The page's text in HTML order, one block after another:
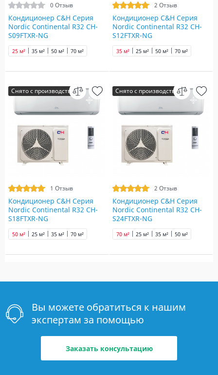
0 Отзыв
Кондиционер C&H Серия
Nordic Continental R32 CH-
S09FTXR-NG
25 м² 35 м² 50 м² 70 м²
2 Отзыв
Кондиционер C&H Серия
Nordic Continental R32 CH-
S12FTXR-NG
25 м²
35 м² 50 м² 70 м²
Снято с производства
1 Отзыв
Кондиционер C&H Серия
Nordic Continental R32 CH-
S18FTXR-NG
25 м² 35 м²
50 м² 70 м²
Снято с производства
2 Отзыв
Кондиционер C&H Серия
Nordic Continental R32 CH-
S24FTXR-NG
25 м² 35 м² 50 м²
70 м²
Вы можете обратиться к нашим
экспертам за помощью
Заказать консультацию